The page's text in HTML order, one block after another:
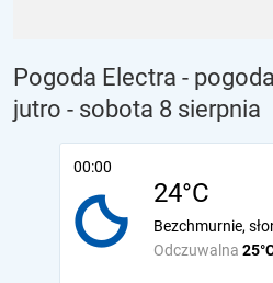
Pogoda Electra -
jutro - sobota 8 sierpnia
00:00
24°C
Odczuwalna
Bezchmurnie,